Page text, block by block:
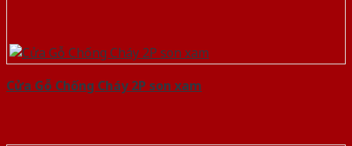
Cửa Gỗ Chống Cháy 2P son xam